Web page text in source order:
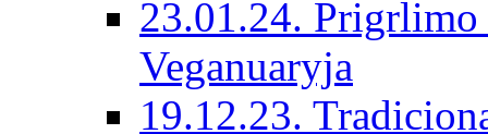
23.01.24.
Veganuaryja
19.12.23.